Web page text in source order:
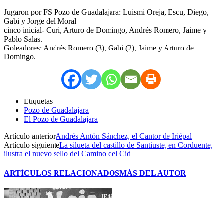
Jugaron por FS Pozo de Guadalajara: Luismi Oreja, Escu, Diego,
Gabi y Jorge del Moral –
cinco inicial- Curi, Arturo de Domingo, Andrés Romero, Jaime y
Pablo Salas.
Goleadores: Andrés Romero (3), Gabi (2), Jaime y Arturo de
Domingo.
Etiquetas
Pozo de Guadalajara
El Pozo de Guadalajara
Artículo anteriorAndrés Antón Sánchez, el Cantor de Iriépal
Artículo siguienteLa silueta del castillo de Santiuste, en Corduente,
ilustra el nuevo sello del Camino del Cid
ARTÍCULOS RELACIONADOSMÁS DEL AUTOR